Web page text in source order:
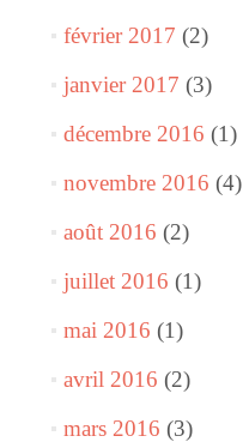
février 2017 (2)
janvier 2017 (3)
décembre 2016 (1)
novembre 2016 (4)
août 2016 (2)
juillet 2016 (1)
mai 2016 (1)
avril 2016 (2)
mars 2016 (3)